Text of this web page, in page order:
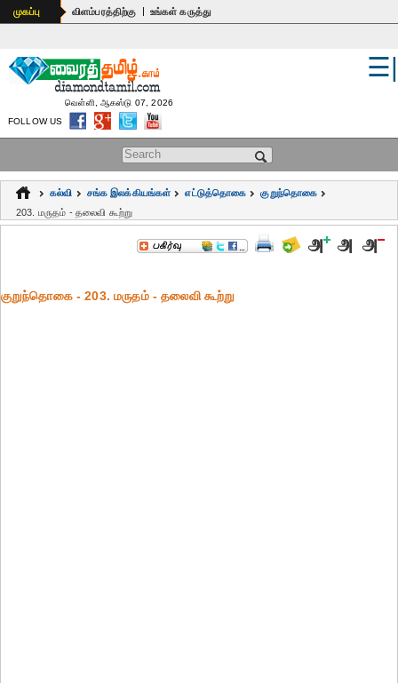
உலகம்
பொதுஅறிவு
கல்வி
ஆன்மிகம்
முகப்பு விளம்பரத்திற்கு | உங்கள் கருத்து
Search form
☰|
வெள்ளி, ஆகஸ்டு 07, 2026
FOLLOW US
கல்வி சங்க இலக்கியங்கள் எட்டுத்தொகை
குறுந்தொகை
203. மருதம் - தலைவி கூற்று
குறுந்தொகை - 203. மருதம் - தலைவி கூற்று